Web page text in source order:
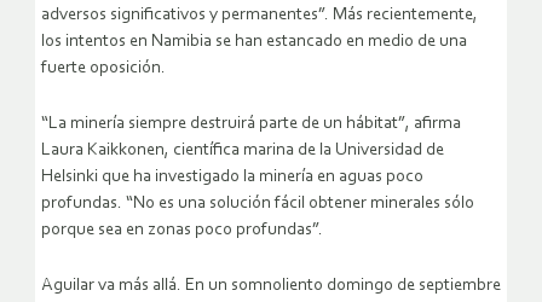
adversos significativos y permanentes”. Más recientemente,
los intentos en Namibia se han estancado en medio de una
fuerte oposición.
“La minería siempre destruirá parte de un hábitat”, afirma
Laura Kaikkonen, científica marina de la Universidad de
Helsinki que ha investigado la minería en aguas poco
profundas. “No es una solución fácil obtener minerales sólo
porque sea en zonas poco profundas”.
Aguilar va más allá. En un somnoliento domingo de septiembre